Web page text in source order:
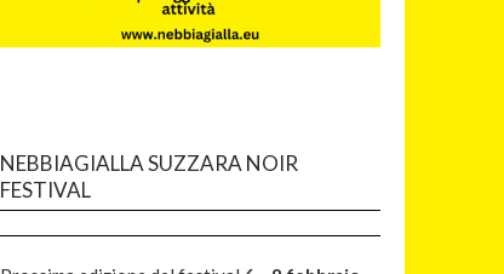
NEBBIAGIALLA SUZZARA NOIR
FESTIVAL